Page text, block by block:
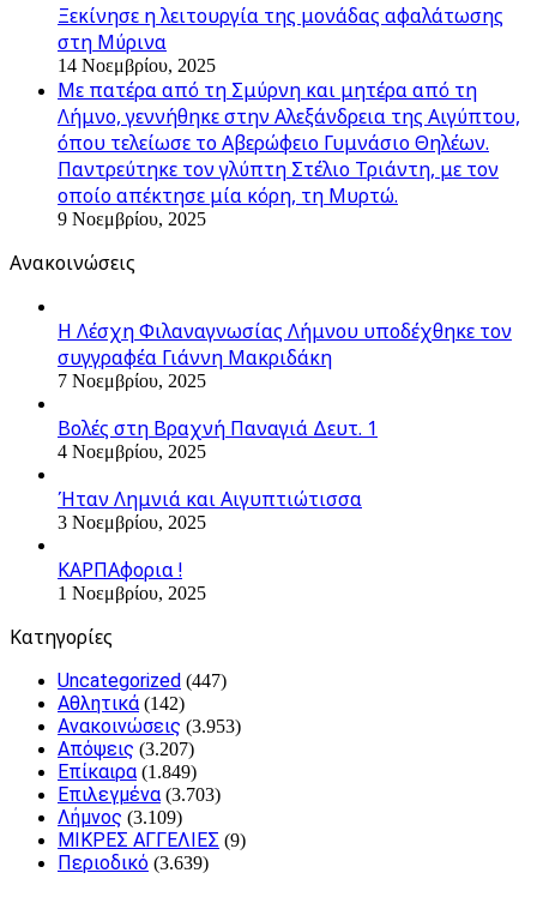
Ξεκίνησε η λειτουργία της μονάδας αφαλάτωσης
στη Μύρινα
14 Νοεμβρίου, 2025
Με πατέρα από τη Σμύρνη και μητέρα από τη
Λήμνο, γεννήθηκε στην Αλεξάνδρεια της Αιγύπτου,
όπου τελείωσε το Αβερώφειο Γυμνάσιο Θηλέων.
Παντρεύτηκε τον γλύπτη Στέλιο Τριάντη, με τον
οποίο απέκτησε μία κόρη, τη Μυρτώ.
9 Νοεμβρίου, 2025
Ανακοινώσεις
Η Λέσχη Φιλαναγνωσίας Λήμνου υποδέχθηκε τον
συγγραφέα Γιάννη Μακριδάκη
7 Νοεμβρίου, 2025
Βολές στη Βραχνή Παναγιά Δευτ. 1
4 Νοεμβρίου, 2025
Ήταν Λημνιά και Αιγυπτιώτισσα
3 Νοεμβρίου, 2025
ΚΑΡΠΑφορια !
1 Νοεμβρίου, 2025
Kατηγορίες
Uncategorized (447)
Αθλητικά (142)
Ανακοινώσεις (3.953)
Απόψεις (3.207)
Επίκαιρα (1.849)
Επιλεγμένα (3.703)
Λήμνος (3.109)
ΜΙΚΡΕΣ ΑΓΓΕΛΙΕΣ (9)
Περιοδικό (3.639)